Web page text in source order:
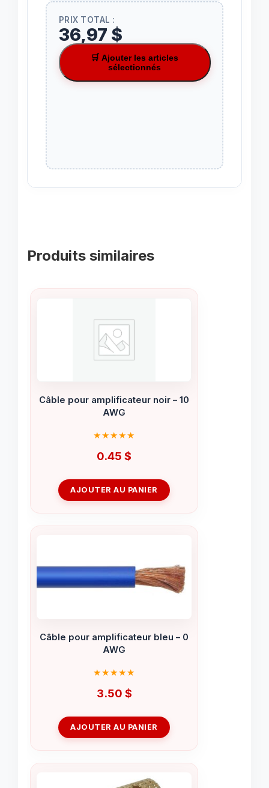
PRIX TOTAL :
36,97 $
🛒 Ajouter les articles
sélectionnés
Produits similaires
Câble pour amplificateur noir – 10
AWG
0.45 $
AJOUTER AU PANIER
Câble pour amplificateur bleu – 0
AWG
3.50 $
AJOUTER AU PANIER